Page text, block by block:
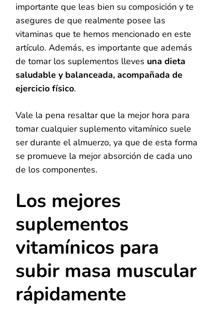
importante que leas bien su composición y te
asegures de que realmente posee las
vitaminas que te hemos mencionado en este
artículo. Además, es importante que además
de tomar los suplementos lleves una dieta
saludable y balanceada, acompañada de
ejercicio físico.
Vale la pena resaltar que la mejor hora para
tomar cualquier suplemento vitamínico suele
ser durante el almuerzo, ya que de esta forma
se promueve la mejor absorción de cada uno
de los componentes.
Los mejores
suplementos
vitamínicos para
subir masa muscular
rápidamente